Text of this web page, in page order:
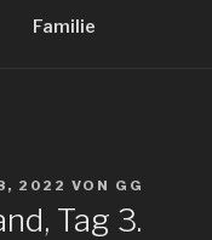
Familie
2022 VON GG
Tag 3.